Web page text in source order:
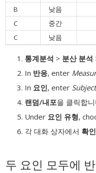
B
낮음
C
중간
C
낮음
통계분석 > 분산 분석
In 반응, enter
In 요인, enter
랜덤/내포을 클릭합니
Under 요인 유형,
각 대화 상자에서 확인
두 요인 모두에